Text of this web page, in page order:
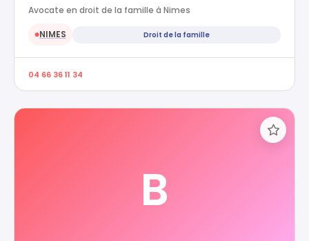
Avocate en droit de la famille à Nimes
●NIMES Droit de la famille
04 66 36 11 34
B